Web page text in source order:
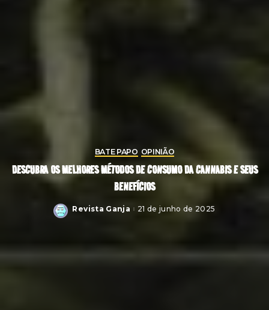
BATE PAPO OPINIÃO
DESCUBRA OS MELHORES MÉTODOS DE CONSUMO DA CANNABIS E SEUS
BENEFÍCIOS
Posted
Revista Ganja 21 de junho de 2025